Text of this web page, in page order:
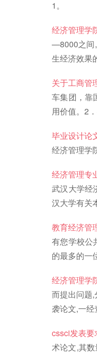
1。
经济管理学
—8000之间,
生经济效果
关于工商管
车集团，靠
用价值。2
毕业设计论
经济管理学
经济管理专
武汉大学经
汉大学有关
教育经济管
有您学校公
的最多的一
经济管理学
而提出问题
袭论文,一经
cssci发表要
术论文,其